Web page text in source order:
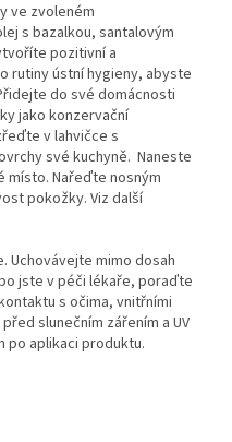
ve zvoleném
s bazalkou, santalovým
pozitivní a
rutiny ústní hygieny, abyste
do své domácnosti
jako konzervační
v lahvičce s
své kuchyně. Naneste
místo. Nařeďte nosným
pokožky. Viz další
Uchovávejte mimo dosah
jste v péči lékaře, poraďte
s očima, vnitřními
slunečním zářením a UV
po aplikaci produktu.